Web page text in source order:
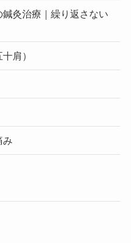
灸治療｜繰り返さない
肩）
み